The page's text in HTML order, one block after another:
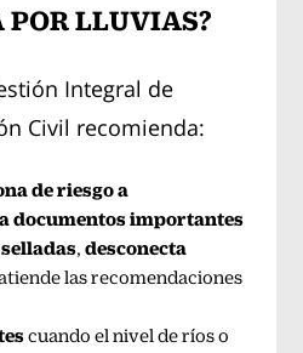
POR LLUVIAS?
Integral de
Civil recomienda:
de riesgo a
documentos importantes
,desconecta
las recomendaciones
cuando el nivel de ríos o